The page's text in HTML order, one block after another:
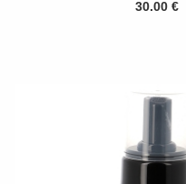
30.00 €